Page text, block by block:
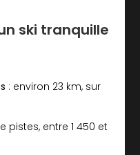
ski tranquille
: environ 23 km, sur
pistes, entre 1 450 et